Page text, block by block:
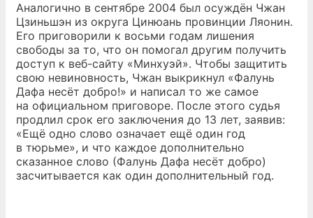
Аналогично в сентябре 2004 был осуждён Чжан
Цзиньшэн из округа Цинюань провинции Ляонин.
Его приговорили к восьми годам лишения
свободы за то, что он помогал другим получить
доступ к веб-сайту «Минхуэй». Чтобы защитить
свою невиновность, Чжан выкрикнул «Фалунь
Дафа несёт добро!» и написал то же самое
на официальном приговоре. После этого судья
продлил срок его заключения до 13 лет, заявив:
«Ещё одно слово означает ещё один год
в тюрьме», и что каждое дополнительно
сказанное слово (Фалунь Дафа несёт добро)
засчитывается как один дополнительный год.